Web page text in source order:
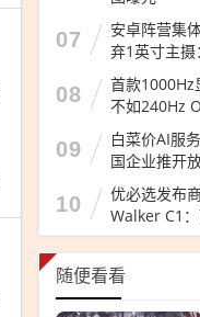
07
安卓阵营集
弃1英寸主
08
首款1000Hz
不如240Hz
09
白菜价AI服
国企业推开
10
优必选发布
Walker C1
作
随便看看